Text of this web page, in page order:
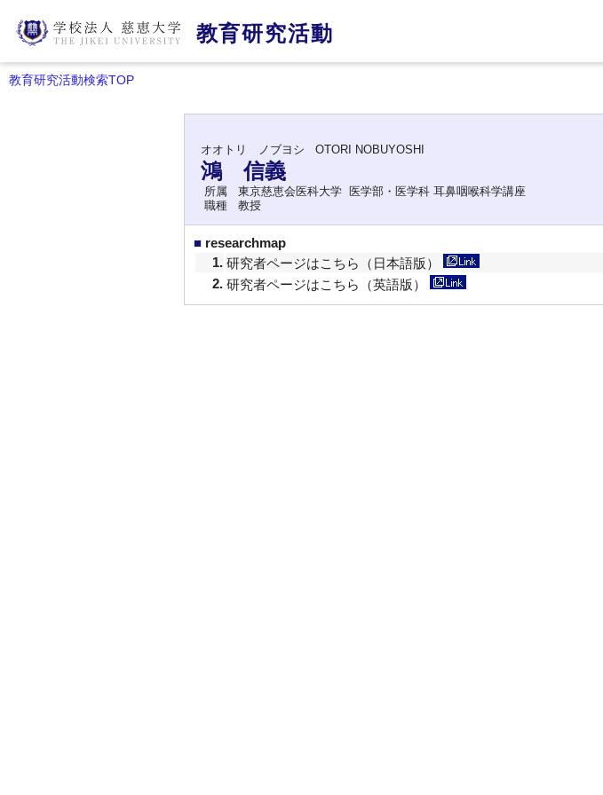
教育研究活動
教育研究活動検索TOP
オオトリ ノブヨシ
OTORI NOBUYOSHI
鴻 信義
所属
東京慈恵会医科大学 医学部・医学科 耳鼻咽喉科学講座
職種
教授
■ researchmap
1. 研究者ページはこちら（日本語版）
2. 研究者ページはこちら（英語版）